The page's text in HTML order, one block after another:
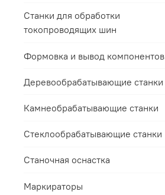
Станки для обработки
токопроводящих шин
Формовка и вывод компонентов
Деревообрабатывающие станки
Камнеобрабатывающие станки
Стеклообрабатывающие станки
Станочная оснастка
Маркираторы